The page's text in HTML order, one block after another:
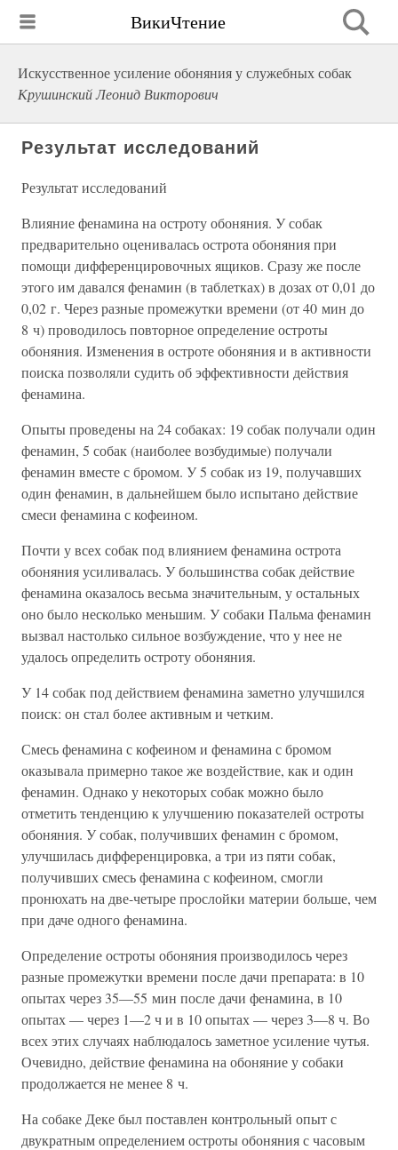
ВикиЧтение
Искусственное усиление обоняния у служебных собак
Крушинский Леонид Викторович
Результат исследований
Результат исследований
Влияние фенамина на остроту обоняния. У собак
предварительно оценивалась острота обоняния при
помощи дифференцировочных ящиков. Сразу же после
этого им давался фенамин (в таблетках) в дозах от 0,01 до
0,02 г. Через разные промежутки времени (от 40 мин до
8 ч) проводилось повторное определение остроты
обоняния. Изменения в остроте обоняния и в активности
поиска позволяли судить об эффективности действия
фенамина.
Опыты проведены на 24 собаках: 19 собак получали один
фенамин, 5 собак (наиболее возбудимые) получали
фенамин вместе с бромом. У 5 собак из 19, получавших
один фенамин, в дальнейшем было испытано действие
смеси фенамина с кофеином.
Почти у всех собак под влиянием фенамина острота
обоняния усиливалась. У большинства собак действие
фенамина оказалось весьма значительным, у остальных
оно было несколько меньшим. У собаки Пальма фенамин
вызвал настолько сильное возбуждение, что у нее не
удалось определить остроту обоняния.
У 14 собак под действием фенамина заметно улучшился
поиск: он стал более активным и четким.
Смесь фенамина с кофеином и фенамина с бромом
оказывала примерно такое же воздействие, как и один
фенамин. Однако у некоторых собак можно было
отметить тенденцию к улучшению показателей остроты
обоняния. У собак, получивших фенамин с бромом,
улучшилась дифференцировка, а три из пяти собак,
получивших смесь фенамина с кофеином, смогли
пронюхать на две-четыре прослойки материи больше, чем
при даче одного фенамина.
Определение остроты обоняния производилось через
разные промежутки времени после дачи препарата: в 10
опытах через 35—55 мин после дачи фенамина, в 10
опытах — через 1—2 ч и в 10 опытах — через 3—8 ч. Во
всех этих случаях наблюдалось заметное усиление чутья.
Очевидно, действие фенамина на обоняние у собаки
продолжается не менее 8 ч.
На собаке Деке был поставлен контрольный опыт с
двукратным определением остроты обоняния с часовым